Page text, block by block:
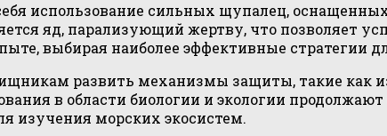
использование сильных щупалец,
яд, парализующий жертву, что позволяет
выбирая наиболее эффективные стратегии
развить механизмы защиты, такие как
в области биологии и экологии
изучения морских экосистем.